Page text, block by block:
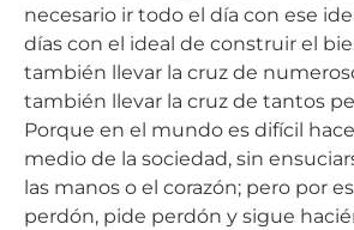
necesario ir todo el día con ese
días con el ideal de construir el
también llevar la cruz de
también llevar la cruz de tantos
Porque en el mundo es difícil
medio de la sociedad, sin
las manos o el corazón; pero por
perdón, pide perdón y sigue